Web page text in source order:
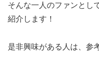
そんな一人のファンとし
紹介します！
是非興味がある人は、参